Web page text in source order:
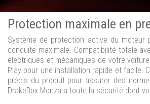
Protection maximale en
Système de protection active du moteur
conduite maximale. Compatibilité totale
électriques et mécaniques de votre
Play pour une installation rapide et facile.
précis du produit pour assurer des
DrakeBox Monza a toute la sécurité dont